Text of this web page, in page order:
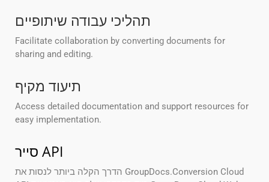
תהליכי עבודה שיתופיים
Facilitate collaboration by converting documents for
sharing and editing.
תיעוד מקיף
Access detailed documentation and support resources for
easy implementation.
סייר API
הדרך הקלה ביותר לנסות את GroupDocs.Conversion Cloud